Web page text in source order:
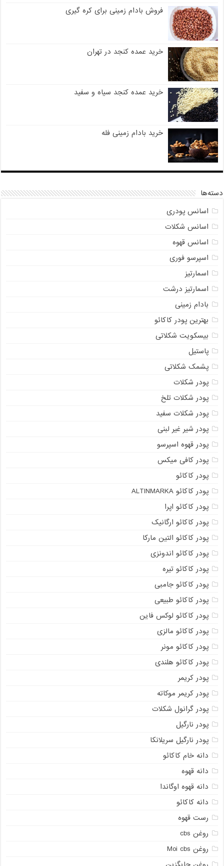
فروش بادام زمینی برای کره گیری
خرید عمده کنجد در تهران
خرید عمده کنجد سیاه و سفید
خرید بادام زمینی فله
دسته‌ها
اسانس پودری
اسانس شکلات
اسانس قهوه
اسپرسو فوری
اسمارتیز
اسمارتیز درشت
بادام زمینی
بهترین پودر کاکائو
بیسکویت شکلاتی
پاستیل
پشمک شکلاتی
پودر شکلات
پودر شکلات تلخ
پودر شکلات سفید
پودر شیر غیر لبنی
پودر قهوه اسپرسو
پودر کافی میکس
پودر کاکائو
پودر کاکائو ALTINMARKA
پودر کاکائو اپرا
پودر کاکائو ارگانیک
پودر کاکائو التین مارکا
پودر کاکائو اندونزی
پودر کاکائو تیره
پودر کاکائو جامبی
پودر کاکائو طبیعی
پودر کاکائو لوکس فاین
پودر کاکائو مالزی
پودر کاکائو مونر
پودر کاکائو هلندی
پودر کریمر
پودر کریمر موکاته
پودر گرانول شکلات
پودر نارگیل
پودر نارگیل سریلانکا
دانه خام کاکائو
دانه قهوه
دانه قهوه اوگاندا
دانه کاکائو
رست قهوه
روغن cbs
روغن Moi cbs